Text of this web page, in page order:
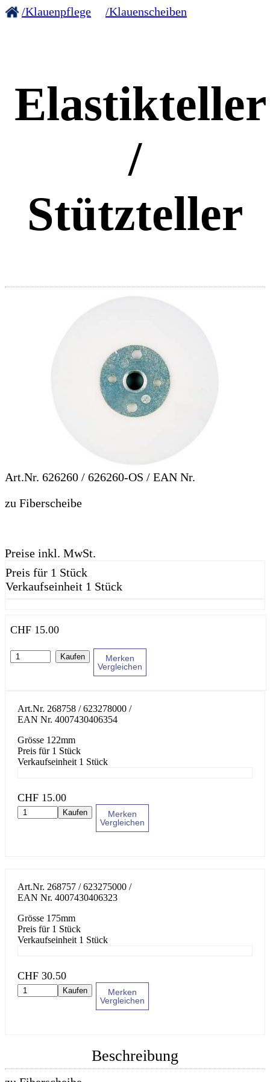
/Klauenpflege /Klauenscheiben
Elastikteller
/
Stützteller
Art.Nr. 626260 / 626260-OS / EAN Nr.
zu Fiberscheibe
Preise inkl. MwSt.
Preis für 1 Stück
Verkaufseinheit 1 Stück
CHF 15.00
Kaufen
Merken
Vergleichen
Art.Nr. 268758 / 623278000 /
EAN Nr. 4007430406354
Grösse 122mm
Preis für 1 Stück
Verkaufseinheit 1 Stück
CHF 15.00
Kaufen
Merken
Vergleichen
Art.Nr. 268757 / 623275000 /
EAN Nr. 4007430406323
Grösse 175mm
Preis für 1 Stück
Verkaufseinheit 1 Stück
CHF 30.50
Kaufen
Merken
Vergleichen
Beschreibung